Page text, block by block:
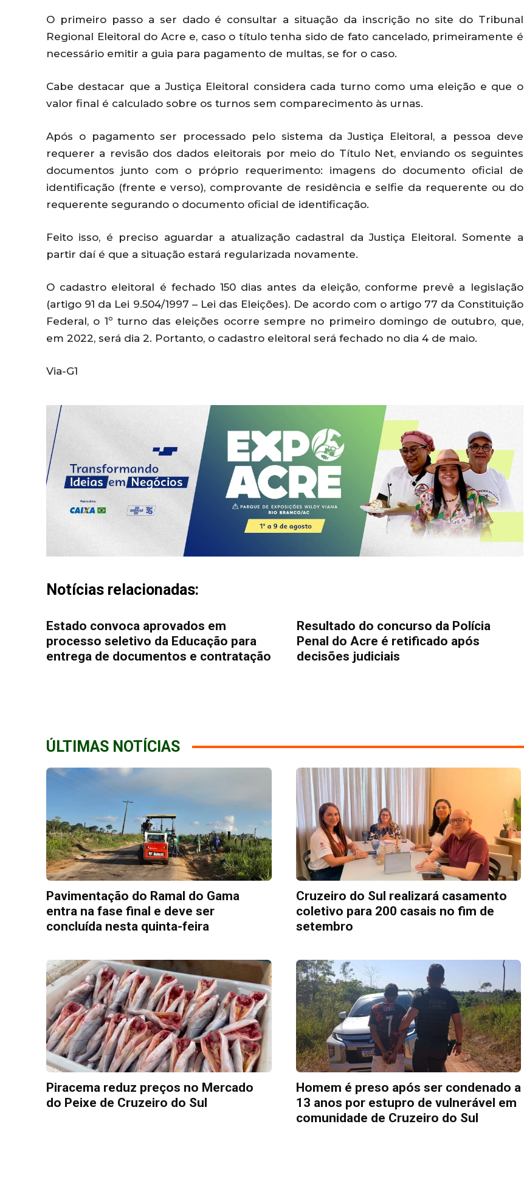
O primeiro passo a ser dado é consultar a situação da inscrição no site do Tribunal
Regional Eleitoral do Acre e, caso o título tenha sido de fato cancelado, primeiramente é
necessário emitir a guia para pagamento de multas, se for o caso.
Cabe destacar que a Justiça Eleitoral considera cada turno como uma eleição e que o
valor final é calculado sobre os turnos sem comparecimento às urnas.
Após o pagamento ser processado pelo sistema da Justiça Eleitoral, a pessoa deve
requerer a revisão dos dados eleitorais por meio do Título Net, enviando os seguintes
documentos junto com o próprio requerimento: imagens do documento oficial de
identificação (frente e verso), comprovante de residência e selfie da requerente ou do
requerente segurando o documento oficial de identificação.
Feito isso, é preciso aguardar a atualização cadastral da Justiça Eleitoral. Somente a
partir daí é que a situação estará regularizada novamente.
O cadastro eleitoral é fechado 150 dias antes da eleição, conforme prevê a legislação
(artigo 91 da Lei 9.504/1997 – Lei das Eleições). De acordo com o artigo 77 da Constituição
Federal, o 1º turno das eleições ocorre sempre no primeiro domingo de outubro, que,
em 2022, será dia 2. Portanto, o cadastro eleitoral será fechado no dia 4 de maio.
Via-G1
Notícias relacionadas:
Estado convoca aprovados em
processo seletivo da Educação para
entrega de documentos e contratação
Resultado do concurso da Polícia
Penal do Acre é retificado após
decisões judiciais
ÚLTIMAS NOTÍCIAS
Pavimentação do Ramal do Gama
entra na fase final e deve ser
concluída nesta quinta-feira
Cruzeiro do Sul realizará casamento
coletivo para 200 casais no fim de
setembro
Piracema reduz preços no Mercado
do Peixe de Cruzeiro do Sul
Homem é preso após ser condenado a
13 anos por estupro de vulnerável em
comunidade de Cruzeiro do Sul